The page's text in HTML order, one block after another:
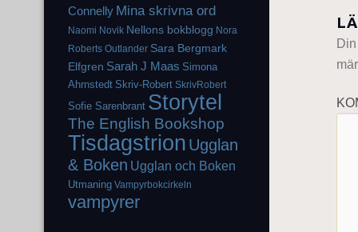
Connelly Mina skrivna ord
Naomi Novik Nellons bokblogg Nora
Roberts Outlander Sara Bergmark
Elfgren Sarah J Maas Simona
Ahrnstedt Skriv-Robert SkrivRobert
Sofie Sarenbrant Storytel
The English Bookshop
Tisdagstrion Ugglan
& Boken Ugglan och Boken
Utmaning Vampyrbokcirkeln
vampyrer